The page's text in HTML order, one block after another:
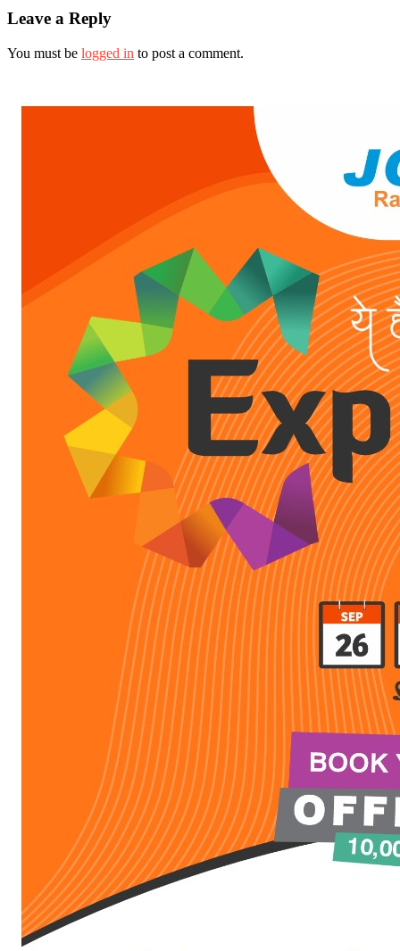
Leave a Reply
You must be logged in to post a comment.